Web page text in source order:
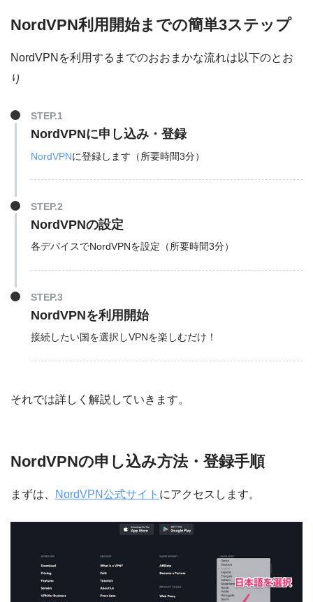
NordVPN利用開始までの簡単3ステップ
NordVPNを利用するまでのおおまかな流れは以下のとお
り
STEP.1
NordVPNに申し込み・登録
NordVPNに登録します（所要時間3分）
STEP.2
NordVPNの設定
各デバイスでNordVPNを設定（所要時間3分）
STEP.3
NordVPNを利用開始
接続したい国を選択しVPNを楽しむだけ！
それでは詳しく解説していきます。
NordVPNの申し込み方法・登録手順
まずは、 NordVPN公式サイト にアクセスします。